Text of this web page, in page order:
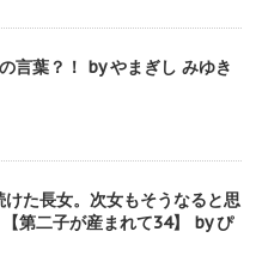
言葉？！ by やまぎし みゆき
けた長女。次女もそうなると思
第二子が産まれて34】 by ぴ